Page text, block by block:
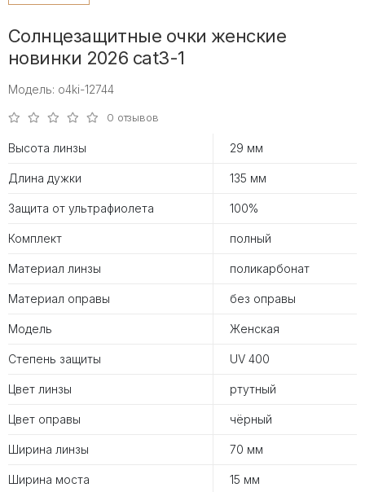
Солнцезащитные очки женские
новинки 2026 cat3-1
Модель: o4ki-12744
0 отзывов
Высота линзы 29 мм
Длина дужки 135 мм
Защита от ультрафиолета 100%
Комплект полный
Материал линзы поликарбонат
Материал оправы без оправы
Модель Женская
Степень защиты UV 400
Цвет линзы ртутный
Цвет оправы чёрный
Ширина линзы 70 мм
Ширина моста 15 мм